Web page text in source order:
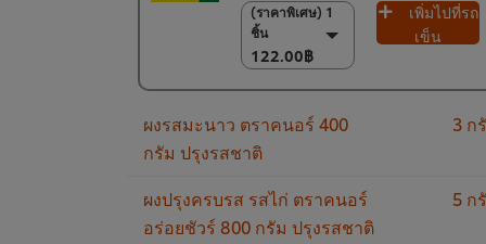
(ราคาพิเศษ) 1
ชิ้น
122.00฿
(ราคาพิเศษ) 1 ชิ้น
122.00฿
(ราคาพิเศษ) แพ็ค
เพิ่มไปที่รถ
เข็น
ผงรสมะนาว ตราคนอร์ 400
กรัม ปรุงรสชาติ
3 ก
ผงปรุงครบรส รสไก่ ตราคนอร์
อร่อยชัวร์ 800 กรัม ปรุงรสชาติ
5 ก